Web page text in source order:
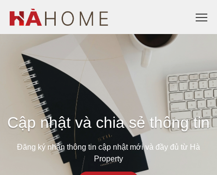
Cập nhật và chia sẻ thông tin
Đăng ký nhận thông tin cập nhật mới và đầy đủ từ Hà
Property